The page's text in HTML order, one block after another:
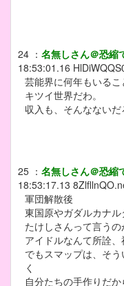
24 ： 名無しさん＠恐縮
18:53:01.16
芸能界に何年もいるこ
キツイ世界だわ。
収入も、そんなないだ
25 ： 名無しさん＠恐縮
18:53:17.13
軍団解散後
東国原やガダルカナ
たけしさんって言う
アイドルなんて所詮
でもスマップは、そ
く
自分たちの手作りだか